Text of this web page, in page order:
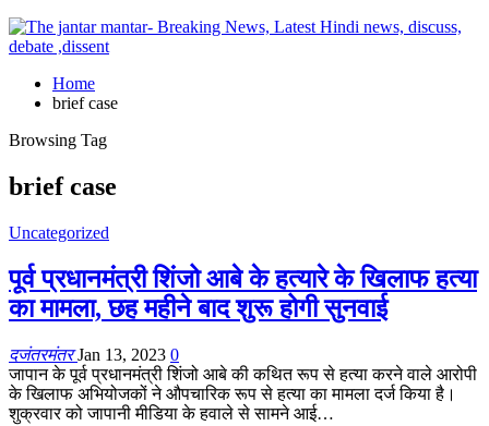
Home
brief case
Browsing Tag
brief case
Uncategorized
पूर्व प्रधानमंत्री शिंजो आबे के हत्यारे के खिलाफ हत्या
का मामला, छह महीने बाद शुरू होगी सुनवाई
दजंतरमंतरJan 13, 2023 0
जापान के पूर्व प्रधानमंत्री शिंजो आबे की कथित रूप से हत्या करने वाले आरोपी
के खिलाफ अभियोजकों ने औपचारिक रूप से हत्या का मामला दर्ज किया है।
शुक्रवार को जापानी मीडिया के हवाले से सामने आई…